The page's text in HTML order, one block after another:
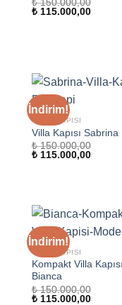
₺150.000,00
Orijinal
₺115.000,00Şu
İndirim!
VILLA KAPISI
Villa Kapısı Sabrina
₺150.000,00
Orijinal
₺115.000,00Şu
İndirim!
VILLA KAPISI
Kompakt Villa Kapısı
Bianca
₺150.000,00
Orijinal
₺115.000,00Şu